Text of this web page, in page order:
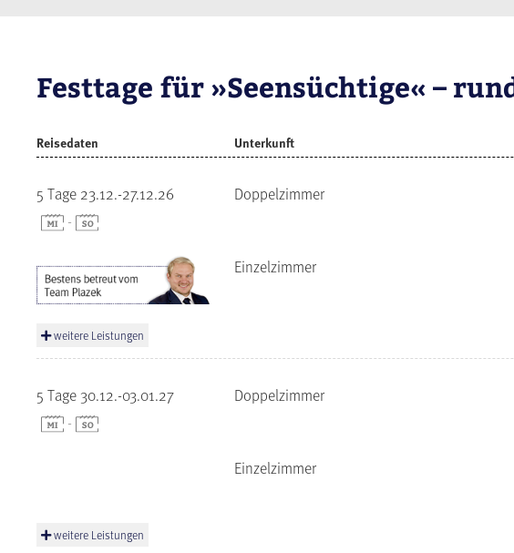
Festtage für »Seensüchtige« –
Reisedaten Unterkunft
5 Tage 23.12.-27.12.26
-
Doppelzimmer
Einzelzimmer
weitere Leistungen
5 Tage 30.12.-03.01.27
-
Doppelzimmer
Einzelzimmer
weitere Leistungen